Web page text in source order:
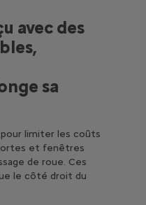
avec des
sa
limiter les coûts
et fenêtres
de roue. Ces
le côté droit du